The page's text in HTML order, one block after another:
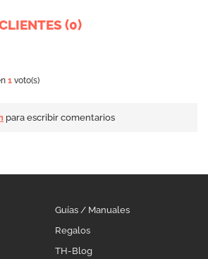
(0)
1 voto(s)
para escribir comentarios
Guías / Manuales
Regalos
TH-Blog